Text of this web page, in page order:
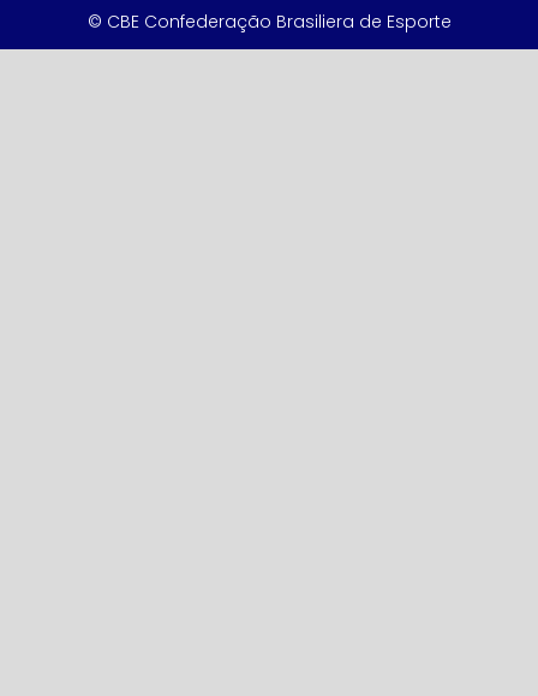
© CBE Confederação Brasiliera de Esporte